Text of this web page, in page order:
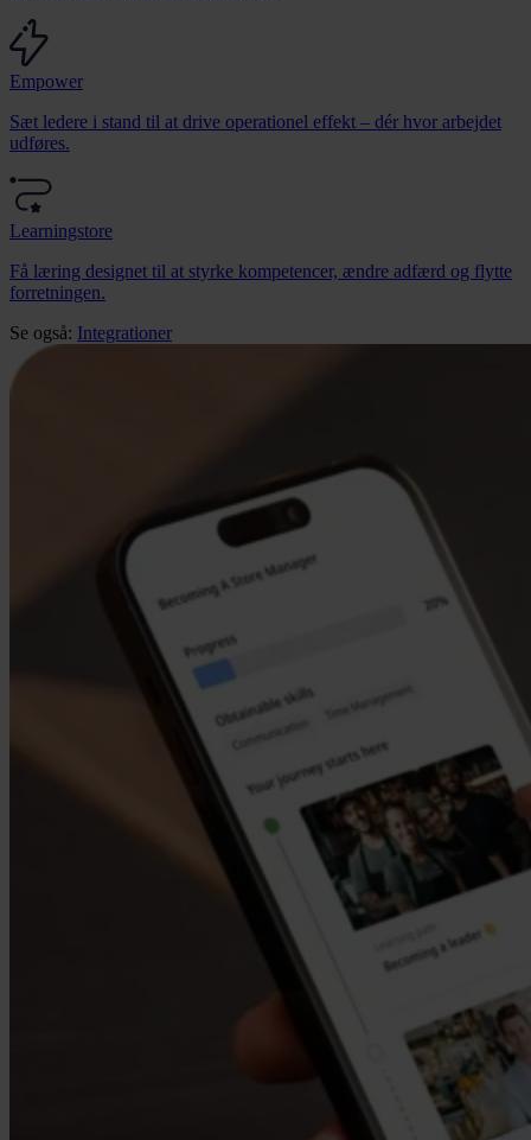
Empower
Sæt ledere i stand til at drive operationel effekt – dér hvor arbejdet
udføres.
Learningstore
Få læring designet til at styrke kompetencer, ændre adfærd og flytte
forretningen.
Se også: Integrationer